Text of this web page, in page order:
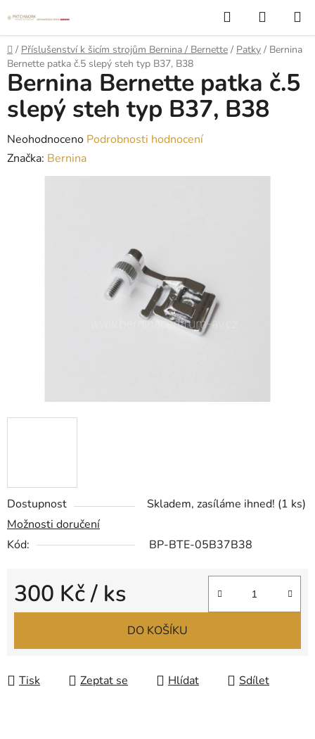
na
obsah
Hledat
KOŠÍK
Domů
/ Příslušenství k šicím strojům Bernina / Bernette / Patky / Bernina
Bernette patka č.5 slepý steh typ B37, B38
Dostupnost Skladem, zasíláme ihned! (1 ks)
Možnosti doručení
Kód:
BP-BTE-05B37B38
300 Kč/ ks
Měrná cena:
DO KOŠÍKU
Tisk Zeptat se Hlídat Sdílet
Bernina Bernette patka č.5
slepý steh typ B37, B38
Průměrné
hodnocení
produktu
Neohodnoceno Podrobnosti hodnocení
Značka: Bernina